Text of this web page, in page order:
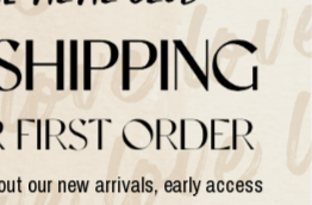
our new arrivals, early access